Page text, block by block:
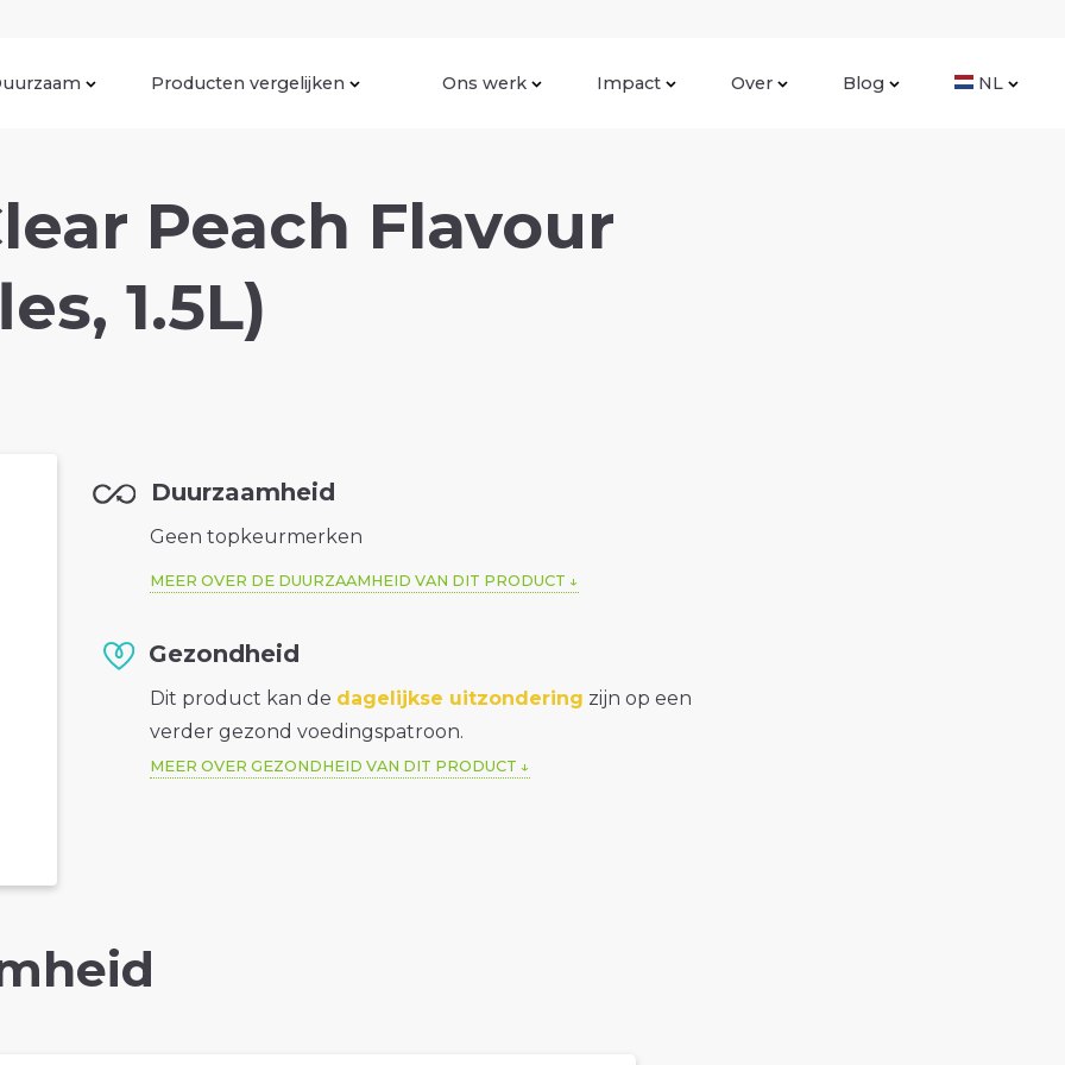
Producten vergelijken Ons werk Impact Over Blog NL
Peach Flavour
1.5L)
Duurzaamheid
Geen topkeurmerken
MEER OVER DE DUURZAAMHEID VAN DIT PRODUCT
Gezondheid
Dit product kan de dagelijkse uitzondering zijn op een
verder gezond voedingspatroon.
MEER OVER GEZONDHEID VAN DIT PRODUCT